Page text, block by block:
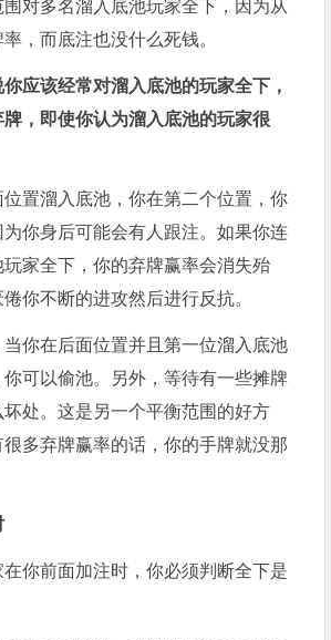
对多名溜入底池玩家全下，因为从
，而底注也没什么死钱。
应该经常对溜入底池的玩家全下，
，即使你认为溜入底池的玩家很
置溜入底池，你在第二个位置，你
你身后可能会有人跟注。如果你连
家全下，你的弃牌赢率会消失殆
你不断的进攻然后进行反抗。
你在后面位置并且第一位溜入底池
可以偷池。另外，等待有一些摊牌
处。这是另一个平衡范围的好方
多弃牌赢率的话，你的手牌就没那
你前面加注时，你必须判断全下是